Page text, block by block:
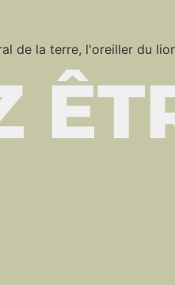
de la terre, l'oreiller du